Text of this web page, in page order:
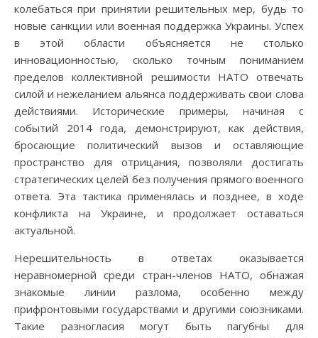
колебаться при принятии решительных мер, будь то
новые санкции или военная поддержка Украины. Успех
в этой области объясняется не столько
инновационностью, сколько точным пониманием
пределов коллективной решимости НАТО отвечать
силой и нежеланием альянса поддерживать свои слова
действиями. Исторические примеры, начиная с
событий 2014 года, демонстрируют, как действия,
бросающие политический вызов и оставляющие
пространство для отрицания, позволяли достигать
стратегических целей без получения прямого военного
ответа. Эта тактика применялась и позднее, в ходе
конфликта на Украине, и продолжает оставаться
актуальной.
Нерешительность в ответах оказывается
неравномерной среди стран-членов НАТО, обнажая
знакомые линии разлома, особенно между
прифронтовыми государствами и другими союзниками.
Такие разногласия могут быть пагубны для